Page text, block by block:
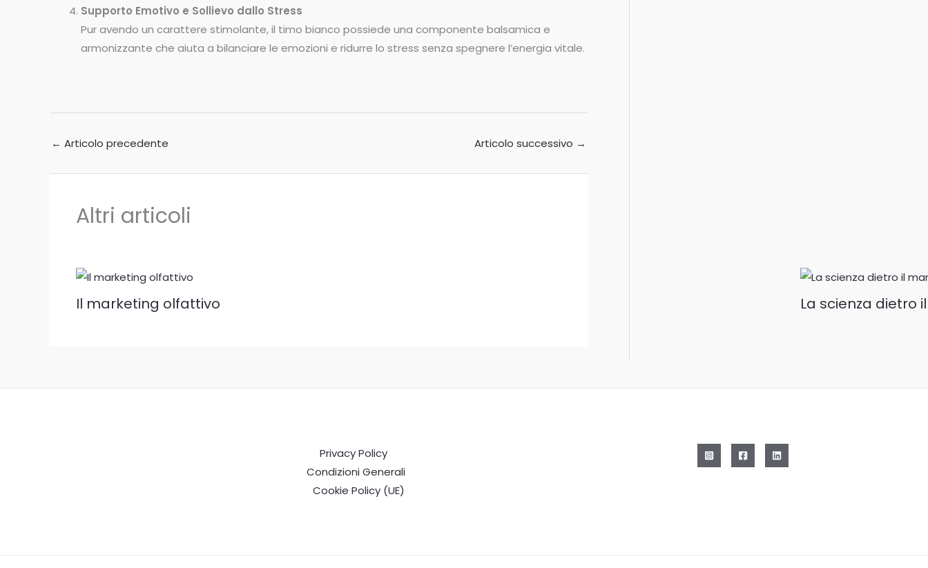
Supporto Emotivo e Sollievo dallo Stress
Pur avendo un carattere stimolante, il timo bianco possiede una componente balsamica e
armonizzante che aiuta a bilanciare le emozioni e ridurre lo stress senza spegnere l’energia vitale.
← Articolo precedente Articolo successivo →
Altri articoli
Il marketing olfattivo La scienza dietro
Privacy Policy
Condizioni Generali
Cookie Policy (UE)